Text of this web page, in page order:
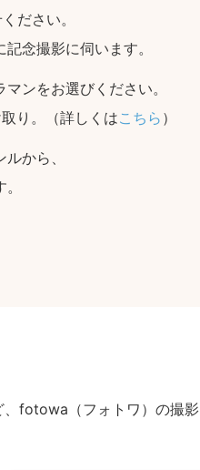
ださい。
念撮影に伺います。
ンをお選びください。
り。（詳しくはこちら ）
から、
、fotowa（フォトワ）の撮影